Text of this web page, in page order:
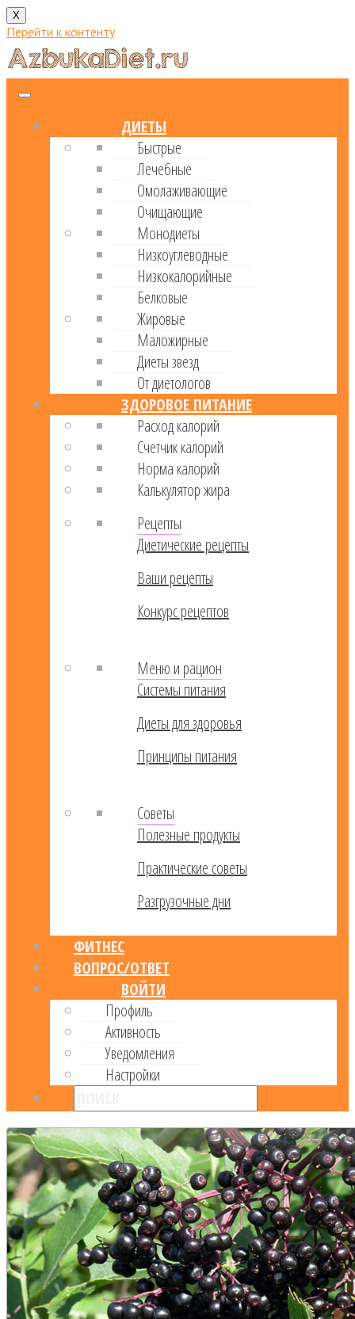
X
Перейти к контенту
ДИЕТЫ
Быстрые
Лечебные
Омолаживающие
Очищающие
Монодиеты
Низкоуглеводные
Низкокалорийные
Белковые
Жировые
Маложирные
Диеты звезд
От диетологов
ЗДОРОВОЕ ПИТАНИЕ
Расход калорий
Cчетчик калорий
Норма калорий
Калькулятор жира
Рецепты
Диетические рецепты
Ваши рецепты
Конкурс рецептов
Меню и рацион
Системы питания
Диеты для здоровья
Принципы питания
Советы
Полезные продукты
Практические советы
Разгрузочные дни
ФИТНЕС
ВОПРОС/ОТВЕТ
ВОЙТИ
Профиль
Активность
Уведомления
Настройки